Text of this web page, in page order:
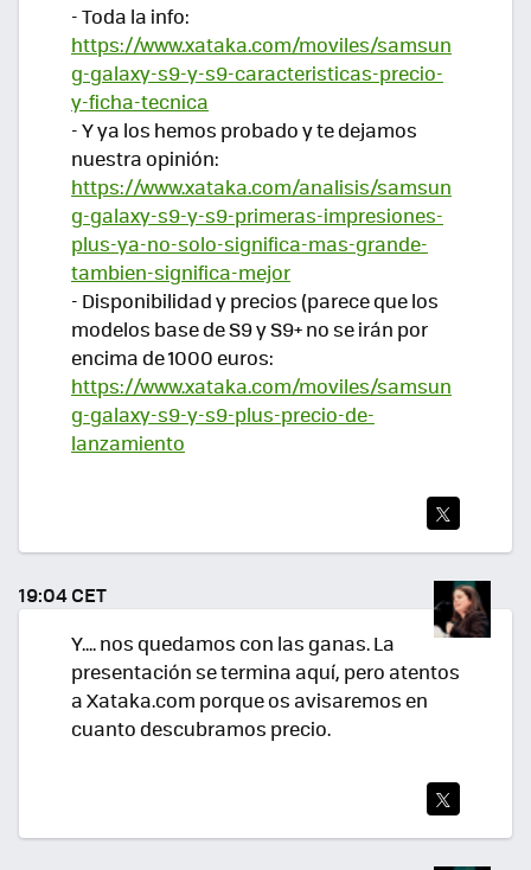
- Toda la info:
https://www.xataka.com/moviles/samsun
g-galaxy-s9-y-s9-caracteristicas-precio-
y-ficha-tecnica
- Y ya los hemos probado y te dejamos
nuestra opinión:
https://www.xataka.com/analisis/samsun
g-galaxy-s9-y-s9-primeras-impresiones-
plus-ya-no-solo-significa-mas-grande-
tambien-significa-mejor
- Disponibilidad y precios (parece que los
modelos base de S9 y S9+ no se irán por
encima de 1000 euros:
https://www.xataka.com/moviles/samsun
g-galaxy-s9-y-s9-plus-precio-de-
lanzamiento
TEA
R
19:04 CET
Y.... nos quedamos con las ganas. La
presentación se termina aquí, pero atentos
a Xataka.com porque os avisaremos en
cuanto descubramos precio.
TEA